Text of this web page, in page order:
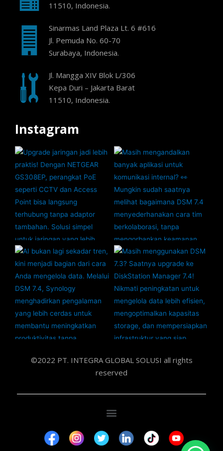
11510, Indonesia.
Sinarmas Land Plaza Lt. 6 #616
Jl. Pemuda No. 60-70
Surabaya, Indonesia.
Jl. Mangga XIV Blok L/306
Kepa Duri – Jakarta Barat
11510, Indonesia.
Instagram
©2022 PT. INTEGRA GLOBAL SOLUSI all rights
reserved